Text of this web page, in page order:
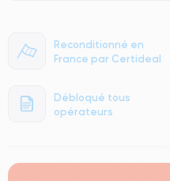
Reconditionné en
France par Certideal
Débloqué tous
opérateurs